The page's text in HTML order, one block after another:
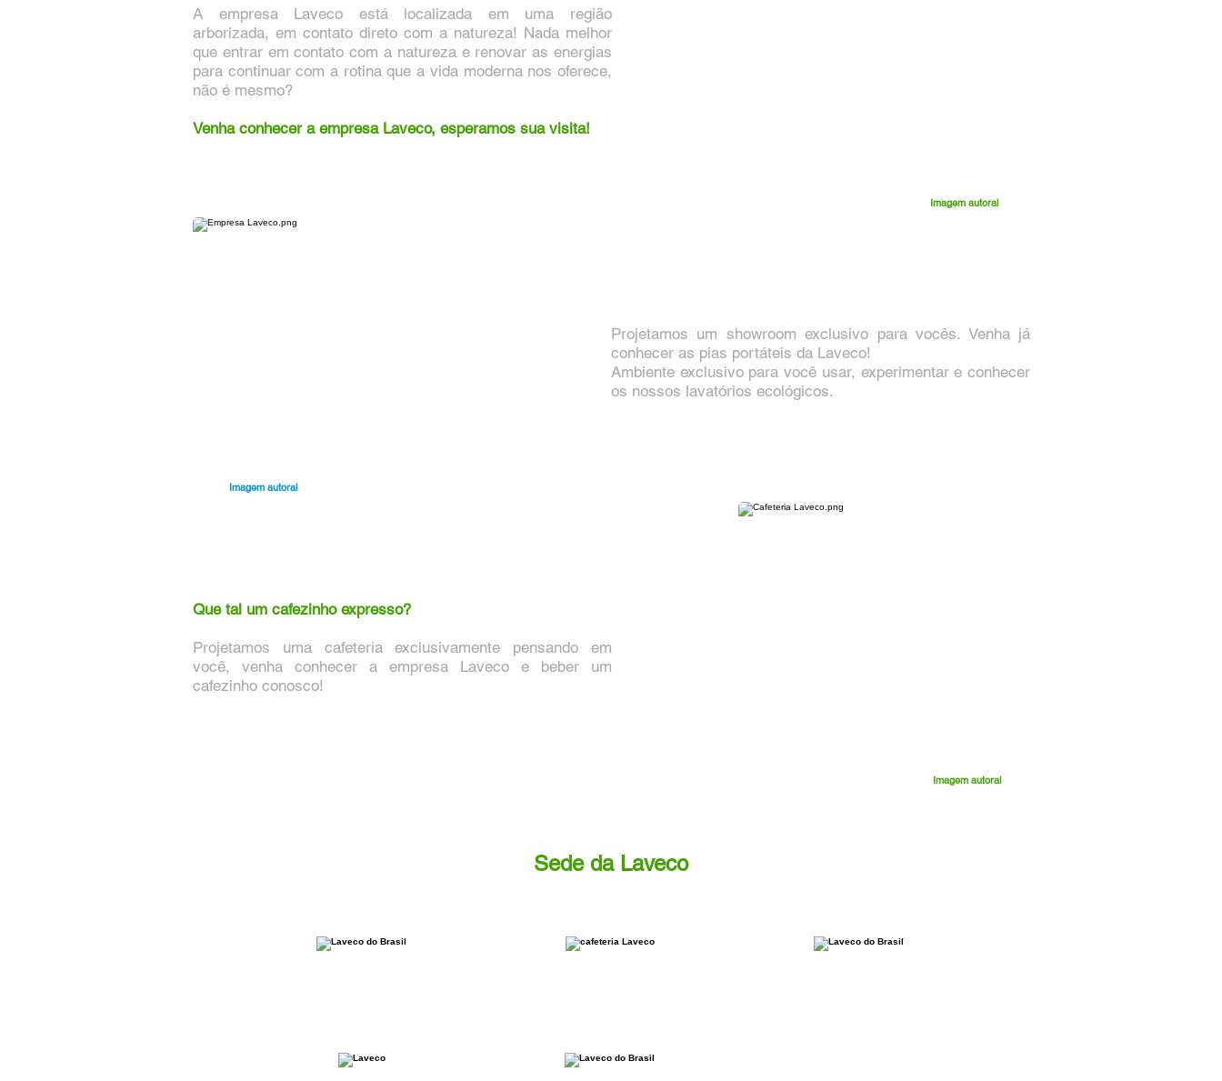
A empresa Laveco está localizada em uma região
arborizada, em contato direto com a natureza! Nada melhor
que entrar em contato com a natureza e renovar as energias
para continuar com a rotina que a vida moderna nos oferece,
não é mesmo?
Venha conhecer a empresa Laveco, esperamos sua visita!
Imagem autoral
Projetamos um showroom exclusivo para vocês. Venha já
conhecer as pias portáteis da Laveco!
Ambiente exclusivo para você usar, experimentar e conhecer
os nossos lavatórios ecológicos.
Imagem autoral
Que tal um cafezinho expresso?
Projetamos uma cafeteria exclusivamente pensando em
você, venha conhecer a empresa Laveco e beber um
cafezinho conosco!
Imagem autoral
Sede da Laveco